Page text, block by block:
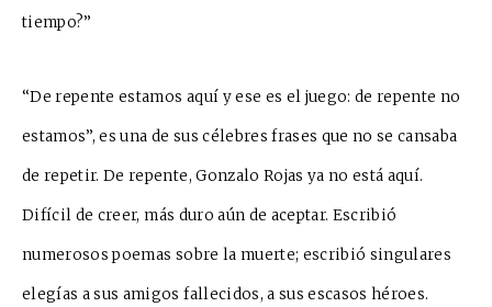
tiempo?”
“De repente estamos aquí y ese es el juego: de repente no
estamos”, es una de sus célebres frases que no se cansaba
de repetir. De repente, Gonzalo Rojas ya no está aquí.
Difícil de creer, más duro aún de aceptar. Escribió
numerosos poemas sobre la muerte; escribió singulares
elegías a sus amigos fallecidos, a sus escasos héroes.